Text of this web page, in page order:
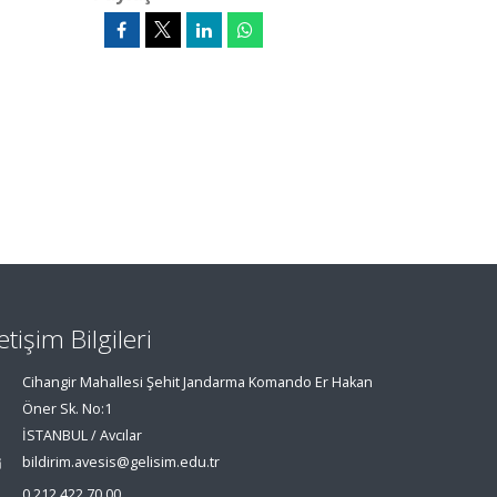
Bilgileri
Cihangir Mahallesi Şehit Jandarma Komando Er Hakan
Öner Sk. No:1
İSTANBUL / Avcılar
bildirim.avesis@gelisim.edu.tr